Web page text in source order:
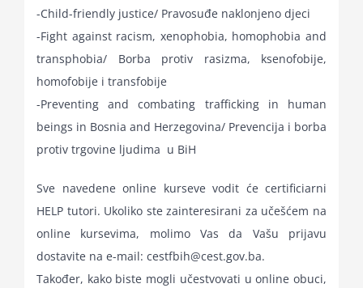
-Child-friendly justice/ Pravosuđe naklonjeno djeci
-Fight against racism, xenophobia, homophobia and
transphobia/ Borba protiv rasizma, ksenofobije,
homofobije i transfobije
-Preventing and combating trafficking in human
beings in Bosnia and Herzegovina/ Prevencija i borba
protiv trgovine ljudima u BiH
Sve navedene online kurseve vodit će certificiarni
HELP tutori. Ukoliko ste zainteresirani za učešćem na
online kursevima, molimo Vas da Vašu prijavu
dostavite na e-mail: cestfbih@cest.gov.ba.
Također, kako biste mogli učestvovati u online obuci,